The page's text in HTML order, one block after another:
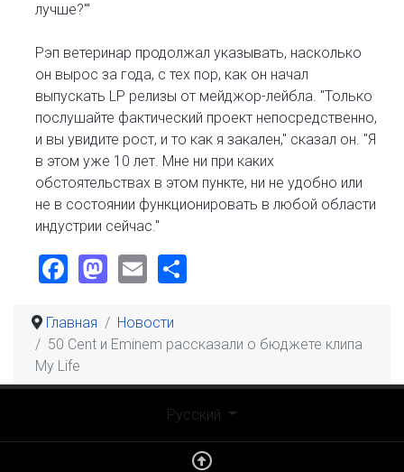
лучше?'"
Рэп ветеринар продолжал указывать, насколько
он вырос за года, с тех пор, как он начал
выпускать LP релизы от мейджор-лейбла. "Только
послушайте фактический проект непосредственно,
и вы увидите рост, и то как я закален," сказал он. "Я
в этом уже 10 лет. Мне ни при каких
обстоятельствах в этом пункте, ни не удобно или
не в состоянии функционировать в любой области
индустрии сейчас."
Facebook
Mastodon
Email
Главная
Новости
50 Cent и Eminem рассказали о бюджете клипа
My Life
Русский